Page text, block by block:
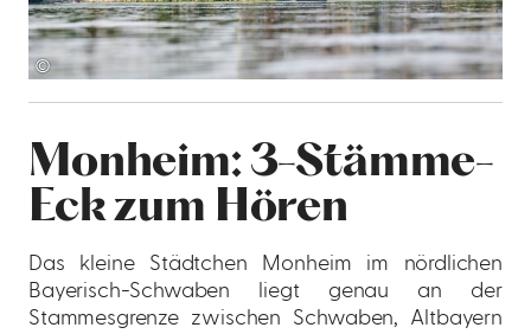
©
Monheim: 3-Stämme-
Eck zum Hören
Das kleine Städtchen Monheim im nördlichen
Bayerisch-Schwaben liegt genau an der
Stammesgrenze zwischen Schwaben, Altbayern